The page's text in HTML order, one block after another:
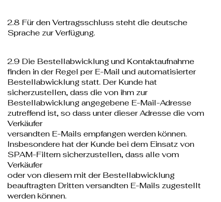
2.8 Für den Vertragsschluss steht die deutsche
Sprache zur Verfügung.
2.9 Die Bestellabwicklung und Kontaktaufnahme
finden in der Regel per E-Mail und automatisierter
Bestellabwicklung statt. Der Kunde hat
sicherzustellen, dass die von ihm zur
Bestellabwicklung angegebene E-Mail-Adresse
zutreffend ist, so dass unter dieser Adresse die vom
Verkäufer
versandten E-Mails empfangen werden können.
Insbesondere hat der Kunde bei dem Einsatz von
SPAM-Filtern sicherzustellen, dass alle vom
Verkäufer
oder von diesem mit der Bestellabwicklung
beauftragten Dritten versandten E-Mails zugestellt
werden können.